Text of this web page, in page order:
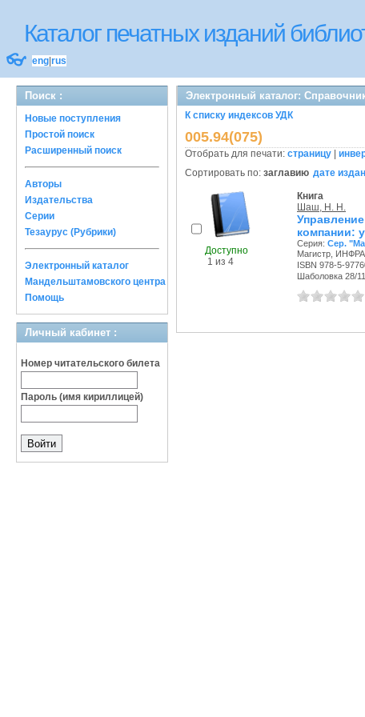
Каталог печатных изданий
👓 eng rus
Поиск :
Новые поступления
Простой поиск
Расширенный поиск
Авторы
Издательства
Серии
Тезаурус (Рубрики)
Электронный каталог
Мандельштамовского центра
Помощь
Личный кабинет :
Номер читательского билета
Пароль (имя кириллицей)
Электронный каталог:
К списку индексов УДК
005.94(075)
Отобрать для печати: страницу
Сортировать по: заглавию дате
Доступно
1 из 4
Книга
Шаш, Н. Н.
компании:
Серия: Сер.
Магистр,
ISBN 978-5-
Шаболовка 28/